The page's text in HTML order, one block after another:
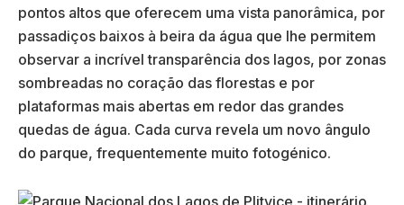
pontos altos que oferecem uma vista panorâmica, por
passadiços baixos à beira da água que lhe permitem
observar a incrível transparência dos lagos, por zonas
sombreadas no coração das florestas e por
plataformas mais abertas em redor das grandes
quedas de água. Cada curva revela um novo ângulo
do parque, frequentemente muito fotogénico.